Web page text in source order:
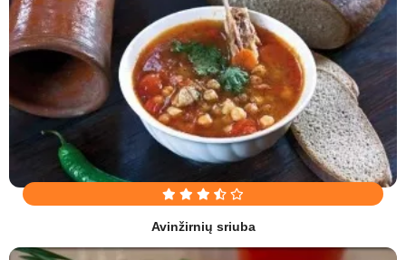
Avinžirnių sriuba